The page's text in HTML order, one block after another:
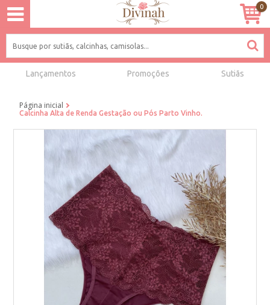
0
Lançamentos Promoções Sutiãs
Página inicial
Calcinha Alta de Renda Gestação ou Pós Parto Vinho.